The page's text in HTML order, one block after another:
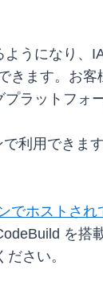
うになり、
きます。お
ラットフォ
利用できま
でホストさ
を搭
さい。